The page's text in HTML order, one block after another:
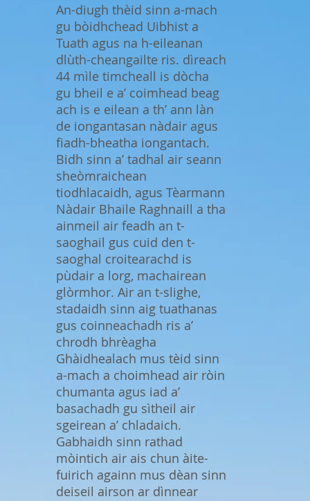
An-diugh thèid sinn a-mach
gu bòidhchead Uibhist a
Tuath agus na h-eileanan
dlùth-cheangailte ris. dìreach
44 mìle timcheall is dòcha
gu bheil e a’ coimhead beag
ach is e eilean a th’ ann làn
de iongantasan nàdair agus
fiadh-bheatha iongantach.
Bidh sinn a’ tadhal air seann
sheòmraichean
tiodhlacaidh, agus Tèarmann
Nàdair Bhaile Raghnaill a tha
ainmeil air feadh an t-
saoghail gus cuid den t-
saoghal croitearachd is
pùdair a lorg, machairean
glòrmhor. Air an t-slighe,
stadaidh sinn aig tuathanas
gus coinneachadh ris a’
chrodh bhrèagha
Ghàidhealach mus tèid sinn
a-mach a choimhead air ròin
chumanta agus iad a’
basachadh gu sìtheil air
sgeirean a’ chladaich.
Gabhaidh sinn rathad
mòintich air ais chun àite-
fuirich againn mus dèan sinn
deiseil airson ar dìnnear